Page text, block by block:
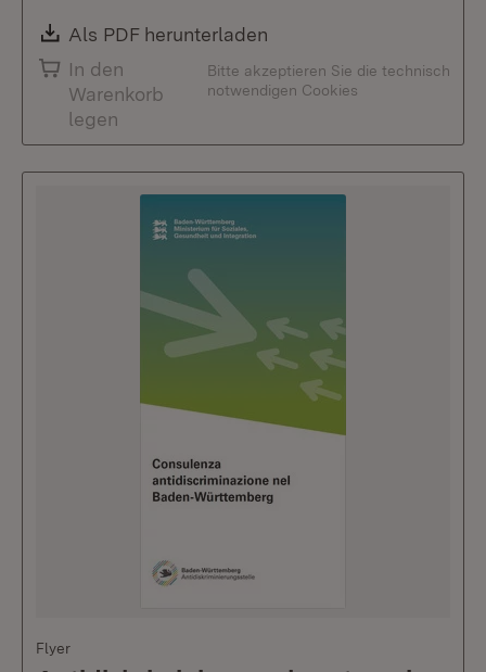
Download:
Als PDF herunterladen
In den
Warenkorb
legen
Bitte akzeptieren Sie die technisch
notwendigen Cookies
Flyer